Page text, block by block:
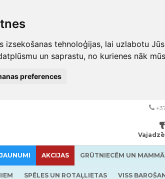
izsekošanas tehnoloģijas, lai uzlabotu
un saprastu, no kurienes nāk
preferences
JAUNUMI AKCIJAS GRŪTNIECĒM UN
SPĒLES UN ROTAĻLIETAS VISS